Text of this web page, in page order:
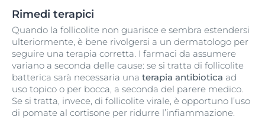
Rimedi terapici
Quando la follicolite non guarisce e sembra estendersi
ulteriormente, è bene rivolgersi a un dermatologo per
seguire una terapia corretta. I farmaci da assumere
variano a seconda delle cause: se si tratta di follicolite
batterica sarà necessaria una terapia antibiotica ad
uso topico o per bocca, a seconda del parere medico.
Se si tratta, invece, di follicolite virale, è opportuno l’uso
di pomate al cortisone per ridurre l’infiammazione.